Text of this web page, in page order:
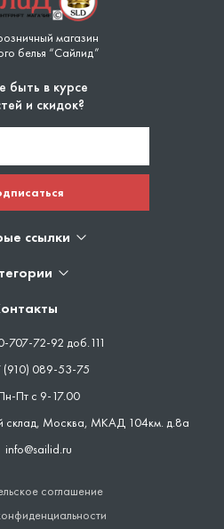
магазин
белья “Сайлид”
быть в курсе
и скидок?
ссылки
707-72-92 доб.111
(910) 089-53-75
Пт с 9-17.00
Москва, МКАД 104км. д.8а
info@sailid.ru
соглашение